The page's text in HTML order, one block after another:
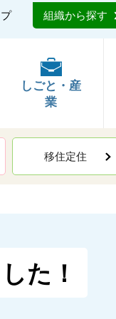
組織から探す
しごと・産
業
移住定住
た！